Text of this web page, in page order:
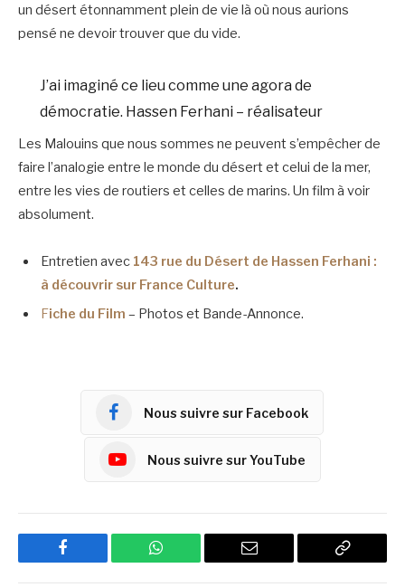
un désert étonnamment plein de vie là où nous aurions
pensé ne devoir trouver que du vide.
J’ai imaginé ce lieu comme une agora de
démocratie. Hassen Ferhani – réalisateur
Les Malouins que nous sommes ne peuvent s’empêcher de
faire l’analogie entre le monde du désert et celui de la mer,
entre les vies de routiers et celles de marins. Un film à voir
absolument.
Entretien avec 143 rue du Désert de Hassen Ferhani :
à découvrir sur France Culture.
Fiche du Film – Photos et Bande-Annonce.
Nous suivre sur Facebook
Nous suivre sur YouTube
Facebook WhatsApp Email
Copy